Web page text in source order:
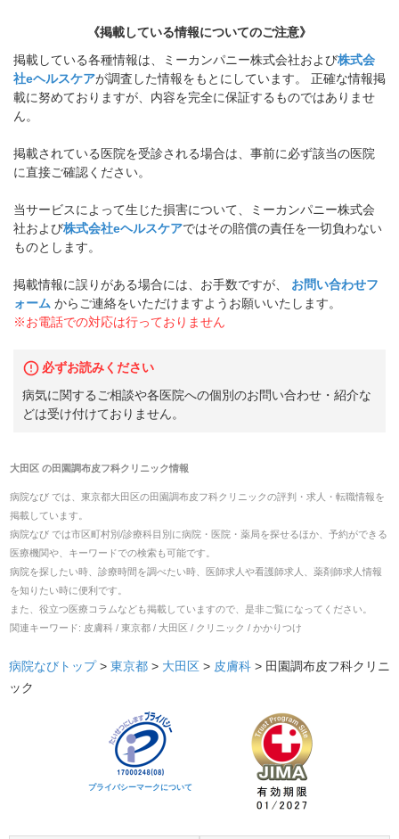
《掲載している情報についてのご注意》
掲載している各種情報は、ミーカンパニー株式会社および株式会
社eヘルスケアが調査した情報をもとにしています。 正確な情報掲
載に努めておりますが、内容を完全に保証するものではありませ
ん。
掲載されている医院を受診される場合は、事前に必ず該当の医院
に直接ご確認ください。
当サービスによって生じた損害について、ミーカンパニー株式会
社および株式会社eヘルスケアではその賠償の責任を一切負わない
ものとします。
掲載情報に誤りがある場合には、お手数ですが、
お問い合わせフ
ォーム からご連絡をいただけますようお願いいたします。
※お電話での対応は行っておりません
必ずお読みください
病気に関するご相談や各医院への個別のお問い合わせ・紹介な
どは受け付けておりません。
大田区の田園調布皮フ科クリニック情報
病院なび では、 東京都大田区の田園調布皮フ科クリニックの評判・求人・転職情報を
掲載しています。
病院なび では市区町村別/診療科目別に病院・医院・薬局を探せるほか、予約ができる
医療機関や、キーワードでの検索も可能です。
病院を探したい時、診療時間を調べたい時、医師求人や看護師求人、薬剤師求人情報
を知りたい時に便利です。
また、役立つ医療コラムなども掲載していますので、是非ご覧になってください。
関連キーワード: 皮膚科 / 東京都 / 大田区 / クリニック / かかりつけ
病院なびトップ> 東京都 > 大田区 > 皮膚科 > 田園調布皮フ科クリニ
ック
プライバシーマークについて